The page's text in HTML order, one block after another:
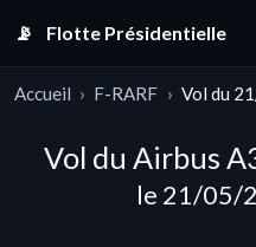
📡 Flotte Présidentielle
Accueil F-RARF Vol du
Vol du Airbus
le 21/05/